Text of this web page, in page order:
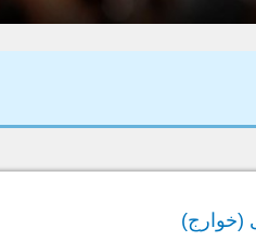
(خوارج)